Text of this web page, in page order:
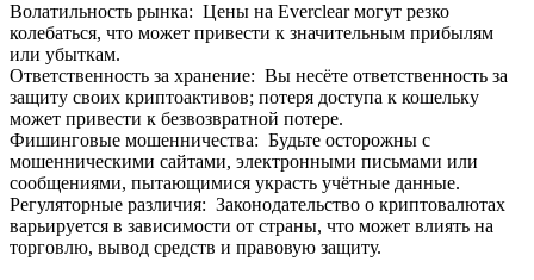
Пригласите друга, чтобы получить денежные
вознаграждения
BTC Welcome Rewards
Волатильность рынка: Цены на Everclear могут резко
колебаться, что может привести к значительным прибылям
или убыткам.
Ответственность за хранение: Вы несёте ответственность за
защиту своих криптоактивов; потеря доступа к кошельку
может привести к безвозвратной потере.
Фишинговые мошенничества: Будьте осторожны с
мошенническими сайтами, электронными письмами или
сообщениями, пытающимися украсть учётные данные.
Регуляторные различия: Законодательство о криптовалютах
варьируется в зависимости от страны, что может влиять на
торговлю, вывод средств и правовую защиту.